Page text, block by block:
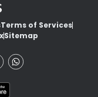
Terms of Services
Sitemap